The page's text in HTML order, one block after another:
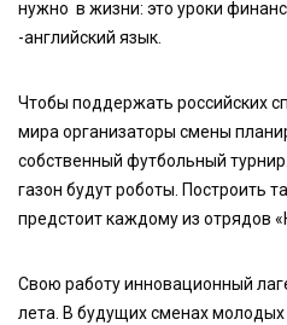
нужно в жизни: это уроки
-английский язык.
Чтобы поддержать российских
мира организаторы смены
собственный футбольный
газон будут роботы. Построить
предстоит каждому из отрядов
Свою работу инновационный
лета. В будущих сменах